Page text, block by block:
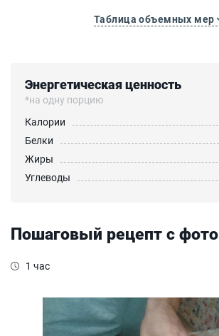
Таблица объемных мер
Энергетическая ценность
*на одну порцию
Калории
Белки
Жиры
Углеводы
Пошаговый рецепт с фото
1 час